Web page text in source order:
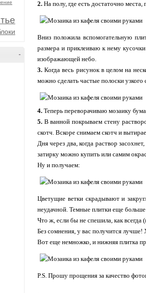
-
2. На полу, где есть достаточно
Вниз положила вспомогательную
размера и приклеиваю к нему
изображающей небо.
3. Когда весь рисунок в целом на
можно сделать частые полоски
4. Теперь переворачиваю мозаику
5. В ванной покрываем стену
скотч. Вскоре снимаем скотч и
Дня через два, когда раствор
затирку можно купить или самим
Ну и получаем:
Цветущие ветки скрадывают и
неудачной. Темные плитки еще больше
Что ж, если бы не спешила, как всегда
Без сомнения, у вас получится лучше!
Вот еще немножко, и нижняя плитка
P.S. Прошу прощения за качество